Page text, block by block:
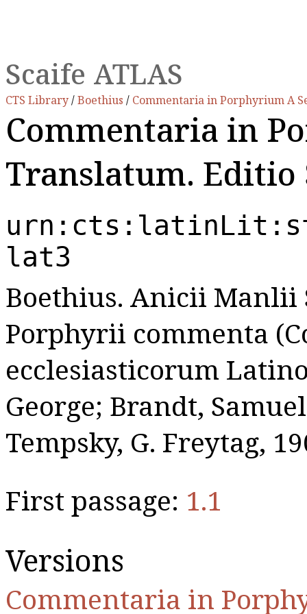
Scaife ATLAS
CTS Library/Boethius / Commentaria in Porphyrium A
Commentaria in
Translatum. Editio
lat3
Boethius. Anicii Manlii
Porphyrii commenta
ecclesiasticorum
George; Brandt,
Tempsky, G. Freytag,
First passage: 1.1
Versions
Commentaria in